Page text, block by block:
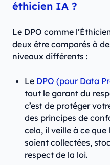
éthicien IA ?
Le DPO comme
deux être comparés à
niveaux différents :
Le DPO (pour Data
tout le garant du
c’est de protéger
des principes de
cela, il veille à ce que
soient collectées,
respect de la loi.